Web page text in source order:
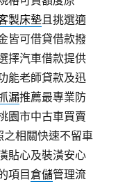
製床墊且挑選適
皆可借貸借款撥
擇汽車借款提供
能老師貸款及迅
漏推薦最專業防
園市中古車買賣
之相關快速不留車
貼心及裝潢安心
項目倉儲管理流